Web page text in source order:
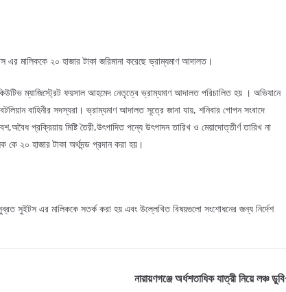
মালিককে ২০ হাজার টাকা জরিমানা করেছে ভ্রাম্যমাণ আদালত।
ম্যাজিস্ট্রেট ফয়সাল আহমেদ নেতৃত্বে ভ্রাম্যমাণ আদালত পরিচালিত হয় । অভিযানে
বাহিনীর সদস্যরা। ভ্রাম্যমাণ আদালত সূত্রে জানা যায়, শনিবার গোপন সংবাদে
প্রক্রিয়ায় মিষ্টি তৈরী,উৎপাদিত পন্যে উৎপাদন তারিখ ও মেয়াদোত্তীর্ণ তারিখ না
কে ২০ হাজার টাকা অর্থদন্ড প্রদান করা হয়।
সুইটস এর মালিককে সতর্ক করা হয় এবং উল্লেখিত বিষয়গুলো সংশোধনের জন্য নির্দেশ
নারায়ণগঞ্জে অর্ধশতাধিক যাত্রী নিয়ে লঞ্চ ডুবি